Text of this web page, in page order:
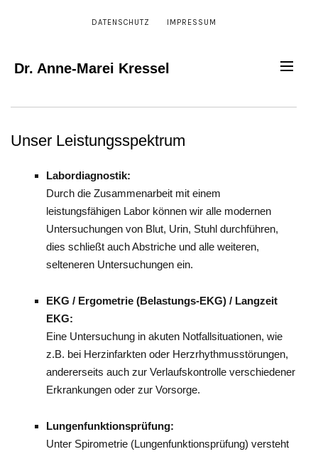
DATENSCHUTZ IMPRESSUM
Dr. Anne-Marei Kressel
Unser Leistungsspektrum
Labordiagnostik:
Durch die Zusammenarbeit mit einem
leistungsfähigen Labor können wir alle modernen
Untersuchungen von Blut, Urin, Stuhl durchführen,
dies schließt auch Abstriche und alle weiteren,
selteneren Untersuchungen ein.
EKG / Ergometrie (Belastungs-EKG) / Langzeit
EKG:
Eine Untersuchung in akuten Notfallsituationen, wie
z.B. bei Herzinfarkten oder Herzrhythmusstörungen,
andererseits auch zur Verlaufskontrolle verschiedener
Erkrankungen oder zur Vorsorge.
Lungenfunktionsprüfung:
Unter Spirometrie (Lungenfunktionsprüfung) versteht